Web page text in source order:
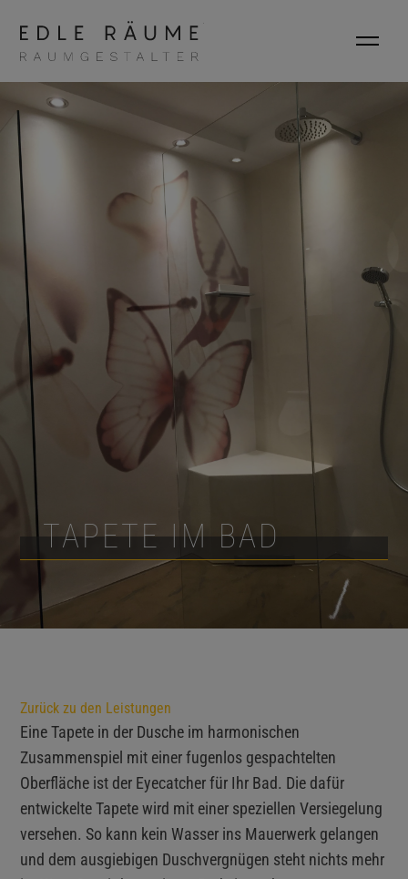
TAPETE IM BAD
Zurück zu den Leistungen
Eine Tapete in der Dusche im harmonischen
Zusammenspiel mit einer fugenlos gespachtelten
Oberfläche ist der Eyecatcher für Ihr Bad. Die dafür
entwickelte Tapete wird mit einer speziellen Versiegelung
versehen. So kann kein Wasser ins Mauerwerk gelangen
und dem ausgiebigen Duschvergnügen steht nichts mehr